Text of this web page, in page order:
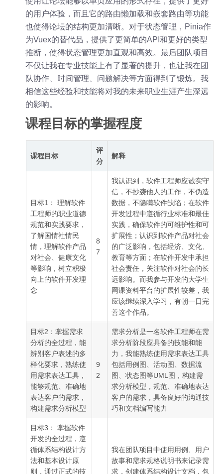
的用户体验，而且它的路由懒加载和嵌套路由等功能
也使得论坛的结构更加清晰。对于状态管理，Pinia作
为Vuex的替代品，提供了更简单的API和更好的类型
推断，使得状态管理更加直观和高效。最后团队项目
不仅让我在专业技能上有了显著的提升，也让我在团
队协作、时间管理、问题解决等方面得到了锻炼。我
相信这些经验和技能将对我的未来职业生涯产生深远
的影响。
课程目标的掌握程度
课程目标
评
分
解释
目标1： 理解软件
工程师的职业道德
规范和实践要求，
了解国情社情民
情，理解软件产品
对社会、健康文化
等影响，树立积极
向上的软件开发理
念
8
7
我认识到，软件工程师应诚实守
信，不抄袭他人的工作，不伪造
数据，不隐瞒软件缺陷；在软件
开发过程中遵循行业标准和最佳
实践，确保软件的可维护性和可
扩展性；认识到软件产品对社会
的广泛影响，包括经济、文化、
教育等方面；在软件开发中承担
社会责任，关注软件对社会的长
远影响。而我参与开发的大学生
网课资料平台的扩展性较差，我
应该继续深入学习，有朝一日完
善这个作品。
目标2：掌握需求
分析的全过程，能
辨别客户表述的多
样化要求，熟练使
用需求表达工具，
能够规范、准确地
表达客户的需求，
构建需求分析模型
9
2
需求分析是一名软件工程师在需
求分析阶段应具备的技能和能
力，我能熟练使用需求表达工具
包括用例图、活动图、数据流
图、状态图等UML图，构建需
求分析模型，规范、准确地表达
客户的需求，具备良好的沟通技
巧和文档编写能力
目标3： 掌握软件
开发的全过程，遵
循体系结构设计方
法和基本设计原
则，通过正式的技
我在团队项目中使用用例、用户
故事和需求规格说明书来记录需
求，创建体系结构设计文档，包